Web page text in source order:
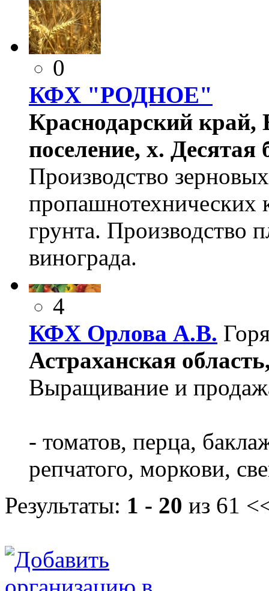
0
КФХ "РОДНОЕ"
Краснодарский край,
поселение, х. Десятая
Производство
пропашнотехнических
грунта. Производство
винограда.
4
КФХ Орлова А.В.
Астраханская
Выращивание и
- томатов, перца,
репчатого, моркови,
Результаты: 1 - 20 из 61